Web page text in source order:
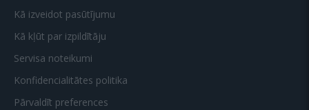
Kā izveidot pasūtījumu
Kā kļūt par izpildītāju
Servisa noteikumi
Konfidencialitātes politika
Pārvaldīt preferences